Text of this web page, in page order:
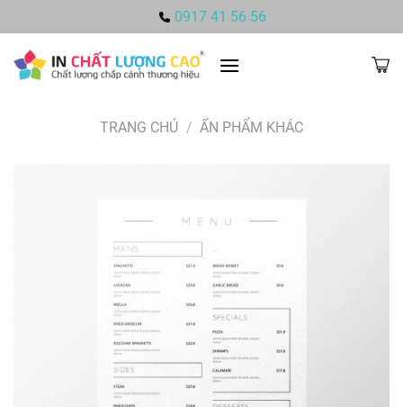
qua
nội
dung
0917 41 56 56
TRANG CHỦ / ẤN PHẨM KHÁC